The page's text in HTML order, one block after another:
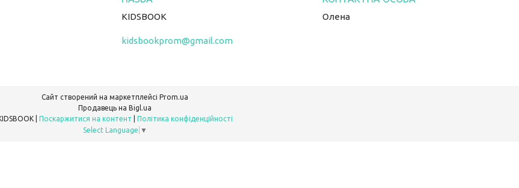
KIDSBOOK
kidsbookprom@gmail.com
Олена
Сайт створений на маркетплейсі Prom.ua
Продавець на Bigl.ua
Поскаржитися на контент
Політика конфіденційності
Select Language ▼